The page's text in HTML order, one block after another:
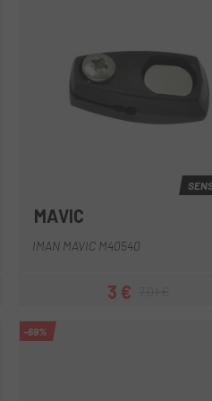
MAVIC
IMAN MAVIC M40540
3 €
-69%